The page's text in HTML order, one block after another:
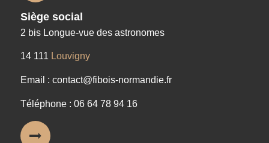
Siège social
2 bis Longue-vue des astronomes
14 111 Louvigny
Email : contact@fibois-normandie.fr
Téléphone : 06 64 78 94 16